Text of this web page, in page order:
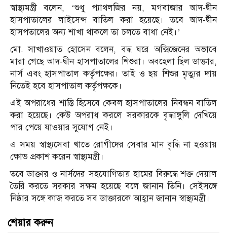
‎স্বাস্থ্যমন্ত্রী বলেন, ‘শুধু প্যাথলজির নয়, মগবাজার আদ-দ্বীন
হাসপাতালের লাইসেন্স বাতিল করা হয়েছে। তবে আদ-দ্বীন
হাসপতালের অন্য শাখা থাকলে তা চলতে বাধা নেই।’
মো. সাখাওয়াত হোসেন বলেন, বদ্ধ ঘরে অক্সিজেনের অভাবে
মারা গেছে আদ-দ্বীন হাসপাতালের শিশুরা। অবহেলা ছিল ডাক্তার,
নার্স এবং হাসপাতাল কর্তৃপক্ষের। তাই ও ছয় শিশুর মৃত্যুর দায়
নিতেই হবে হাসপাতাল কর্তৃপক্ষকে।
এই অপরাধের শাস্তি হিসেবে কেবল হাসপাতালের নিবন্ধন বাতিল
করা হয়েছে। কেউ অপরাধ করলে সরকারকে বৃদ্ধাঙ্গুলি দেখিয়ে
পার পেয়ে যাওয়ার সুযোগ নেই।
এ সময় স্বাস্থ্যসেবা খাতে রোগীদের সেবার মান বৃদ্ধি না হওয়ায়
ক্ষোভ প্রকাশ করেন স্বাস্থ্যমন্ত্রী।
তবে ডাক্তার ও নার্সদের সহযোগিতায় হামের বিরুদ্ধে শক্ত দেয়াল
তৈরি করতে সরকার সক্ষম হয়েছে বলে জানান তিনি। সেইসঙ্গে
নিষ্ঠার সঙ্গে কাজ করতে সব ডাক্তারকে আহ্বান জানান স্বাস্থ্যমন্ত্রী।
শেয়ার করুন